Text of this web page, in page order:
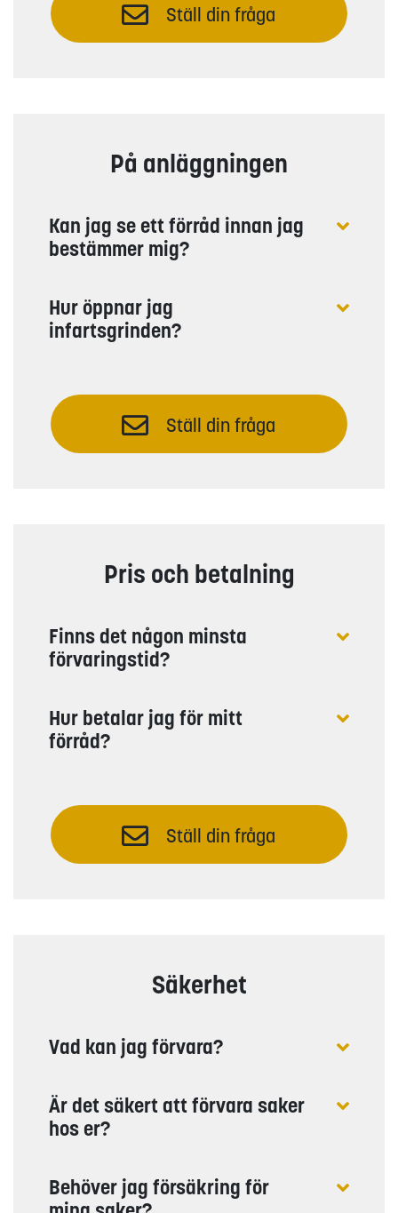
Ställ din fråga
På anläggningen
Kan jag se ett förråd innan jag
bestämmer mig?
Hur öppnar jag
infartsgrinden?
Ställ din fråga
Pris och betalning
Finns det någon minsta
förvaringstid?
Hur betalar jag för mitt
förråd?
Ställ din fråga
Säkerhet
Vad kan jag förvara?
Är det säkert att förvara saker
hos er?
Behöver jag försäkring för